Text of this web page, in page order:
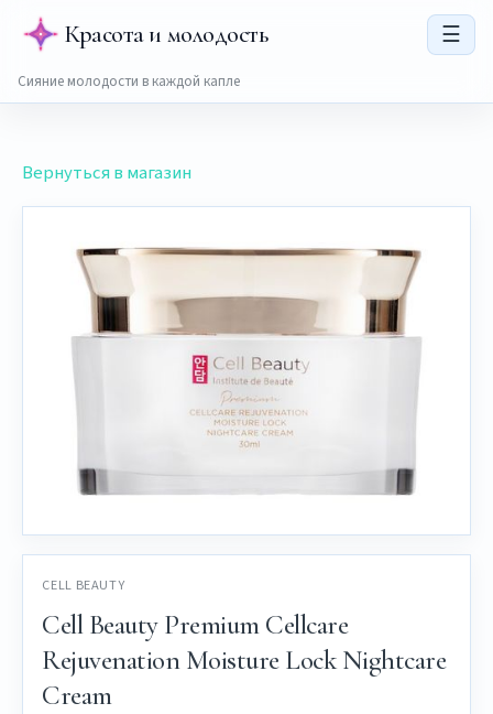
Красота и молодость ☰
Сияние молодости в каждой капле
Вернуться в магазин
CELL BEAUTY
Cell Beauty Premium Cellcare
Rejuvenation Moisture Lock Nightcare
Cream